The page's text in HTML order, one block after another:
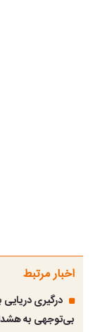
اخبار مرتبط
درگیری
بی‌توجهی به